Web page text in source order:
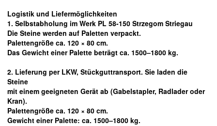
Logistik und Liefermöglichkeiten
1. Selbstabholung im Werk PL 58-150 Strzegom Striegau
Die Steine werden auf Paletten verpackt.
Palettengröße ca. 120 × 80 cm.
Das Gewicht einer Palette beträgt ca. 1500–1800 kg.
2. Lieferung per LKW, Stückguttransport. Sie laden die
Steine
mit einem geeigneten Gerät ab (Gabelstapler, Radlader oder
Kran).
Palettengröße ca. 120 × 80 cm.
Gewicht einer Palette: ca. 1500–1800 kg.